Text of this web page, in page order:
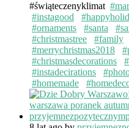
#świąteczenyklimat
#instagood
#ornaments
#santa
#christmastree
#family
#merrychristmas2018
#christmasdecorations
#instadecirations
#homemade